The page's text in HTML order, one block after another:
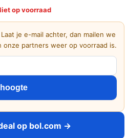
op voorraad
je e-mail achter, dan mailen we
onze partners weer op voorraad is.
op bol.com →